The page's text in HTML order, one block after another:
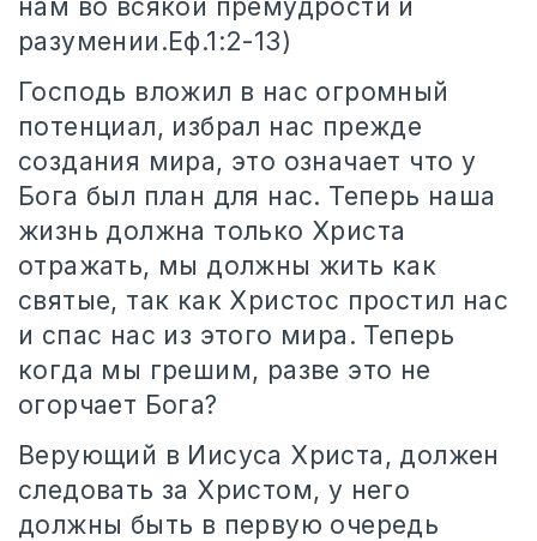
нам во всякой премудрости и
разумении.Еф.1:2-13)
Господь вложил в нас огромный
потенциал, избрал нас прежде
создания мира, это означает что у
Бога был план для нас. Теперь наша
жизнь должна только Христа
отражать, мы должны жить как
святые, так как Христос простил нас
и спас нас из этого мира. Теперь
когда мы грешим, разве это не
огорчает Бога?
Верующий в Иисуса Христа, должен
следовать за Христом, у него
должны быть в первую очередь